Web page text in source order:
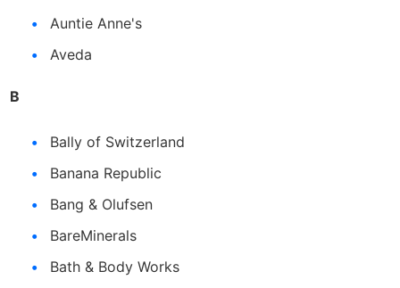
Auntie Anne's
Aveda
B
Bally of Switzerland
Banana Republic
Bang & Olufsen
BareMinerals
Bath & Body Works